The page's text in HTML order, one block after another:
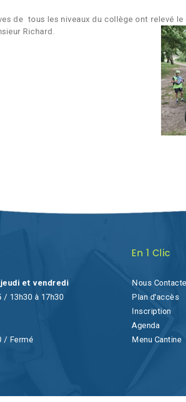
de tous les niveaux du collège ont relevé
Richard.
et vendredi
/ 13h30 à 17h30
/ Fermé
En 1 Clic
Nous
Plan d'accès
Inscription
Agenda
Menu Cantine